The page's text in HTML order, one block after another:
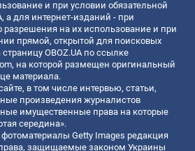
и при условии обязательной
а для интернет-изданий - при
разрешения на их использование и при
прямой, открытой для поисковых
OBOZ.UA по ссылке
, на которой размещен оригинальный
материала.
в том числе интервью, статьи,
произведения журналистов
имущественные права на которые
середина».
Getty Images редакция
защищаемые законом Украины